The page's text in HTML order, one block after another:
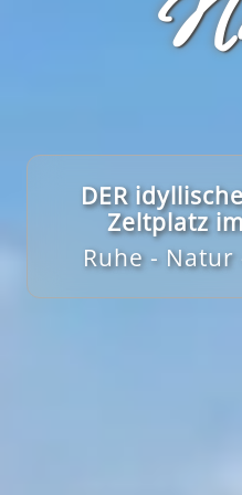
DER
Zeltplatz
Ruhe -